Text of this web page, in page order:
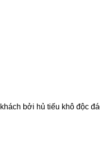
bởi hủ tiếu khô độc